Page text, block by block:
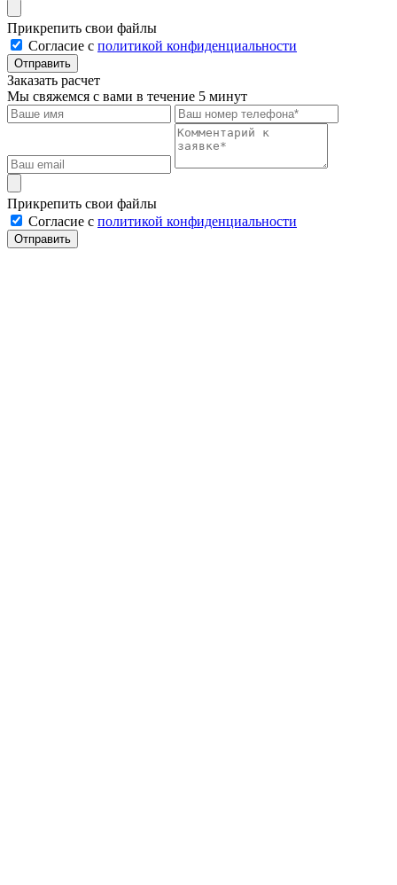
Прикрепить свои файлы
Cогласие с политикой конфиденциальности
Отправить
Заказать расчет
Мы свяжемся с вами в течение 5 минут
Прикрепить свои файлы
Cогласие с политикой конфиденциальности
Отправить